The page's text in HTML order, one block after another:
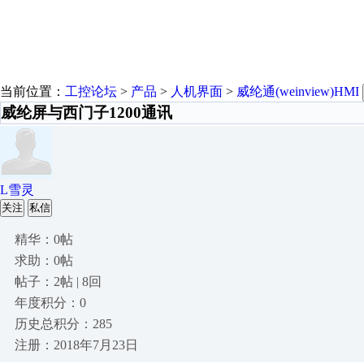
当前位置： 工控论坛 > 产品 > 人机界面 > 威纶通(weinview)HMI
威纶屏与西门子1200通讯
L雪灵
关注 私信
精华：0帖
求助：0帖
帖子：2帖 | 8回
年度积分：0
历史总积分：285
注册：2018年7月23日